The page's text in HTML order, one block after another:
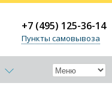
+7 (495) 125-36-14
Пункты самовывоза